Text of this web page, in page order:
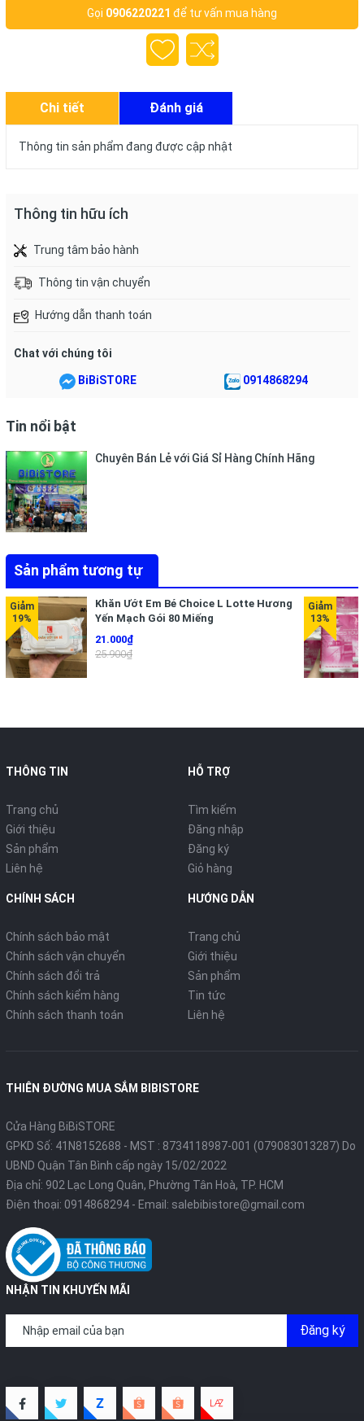
Gọi 0906220221 để tư vấn mua hàng
Chi tiết Đánh giá
Thông tin sản phẩm đang được cập nhật
Thông tin hữu ích
Trung tâm bảo hành
Thông tin vận chuyển
Hướng dẫn thanh toán
Chat với chúng tôi
BiBiSTORE 0914868294
Tin nổi bật
Chuyên Bán Lẻ với Giá Sỉ Hàng Chính Hãng
Sản phẩm tương tự
Khăn Ướt Em Bé Choice L Lotte Hương
Yến Mạch Gói 80 Miếng
21.000₫
25.900₫
THÔNG TIN
Trang chủ
Giới thiệu
Sản phẩm
Liên hệ
HỖ TRỢ
Tìm kiếm
Đăng nhập
Đăng ký
Giỏ hàng
CHÍNH SÁCH
Chính sách bảo mật
Chính sách vận chuyển
Chính sách đổi trả
Chính sách kiểm hàng
Chính sách thanh toán
HƯỚNG DẪN
Trang chủ
Giới thiệu
Sản phẩm
Tin tức
Liên hệ
THIÊN ĐƯỜNG MUA SẮM BIBISTORE
Cửa Hàng BiBiSTORE
GPKD Số: 41N8152688 - MST : 8734118987-001 (079083013287) Do
UBND Quận Tân Bình cấp ngày 15/02/2022
Địa chỉ: 902 Lạc Long Quân, Phường Tân Hoà, TP. HCM
Điện thoại: 0914868294 - Email: salebibistore@gmail.com
NHẬN TIN KHUYẾN MÃI
Đăng ký